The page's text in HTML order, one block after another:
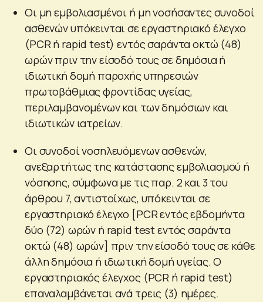
Οι μη εμβολιασμένοι ή μη νοσήσαντες συνοδοί
ασθενών υπόκεινται σε εργαστηριακό έλεγχο
(PCR ή rapid test) εντός σαράντα οκτώ (48)
ωρών πριν την είσοδό τους σε δημόσια ή
ιδιωτική δομή παροχής υπηρεσιών
πρωτοβάθμιας φροντίδας υγείας,
περιλαμβανομένων και των δημόσιων και
ιδιωτικών ιατρείων.
Oι συνοδοί νοσηλευόμενων ασθενών,
ανεξαρτήτως της κατάστασης εμβολιασμού ή
νόσησης, σύμφωνα με τις παρ. 2 και 3 του
άρθρου 7, αντιστοίχως, υπόκεινται σε
εργαστηριακό έλεγχο [PCR εντός εβδομήντα
δύο (72) ωρών ή rapid test εντός σαράντα
οκτώ (48) ωρών] πριν την είσοδό τους σε κάθε
άλλη δημόσια ή ιδιωτική δομή υγείας. Ο
εργαστηριακός έλεγχος (PCR ή rapid test)
επαναλαμβάνεται ανά τρεις (3) ημέρες.